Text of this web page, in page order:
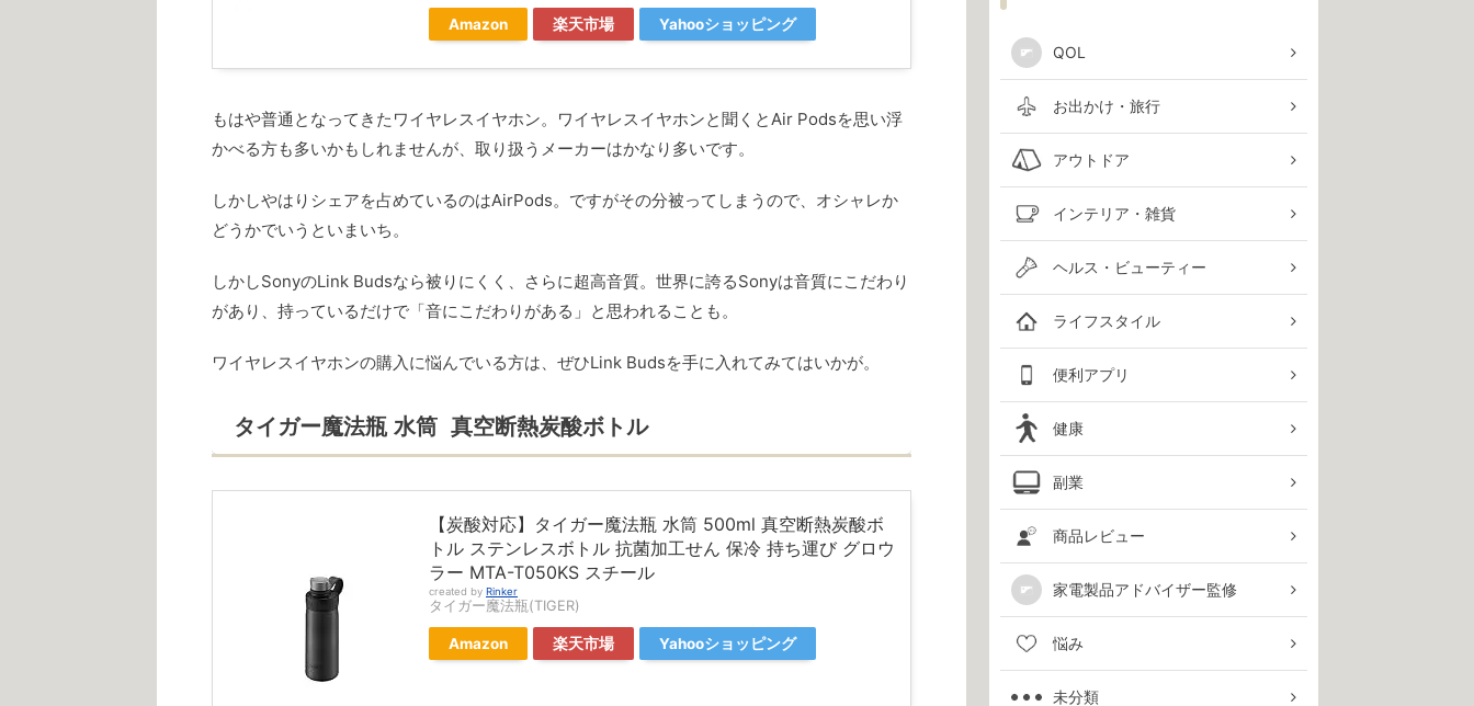
Amazon 楽天市場 Yahooショッピング
もはや普通となってきたワイヤレスイヤホン。ワイヤレスイヤホンと聞くとAir Podsを思い浮
かべる方も多いかもしれませんが、取り扱うメーカーはかなり多いです。
しかしやはりシェアを占めているのはAirPods。ですがその分被ってしまうので、オシャレか
どうかでいうといまいち。
しかしSonyのLink Budsなら被りにくく、さらに超高音質。世界に誇るSonyは音質にこだわり
があり、持っているだけで「音にこだわりがある」と思われることも。
ワイヤレスイヤホンの購入に悩んでいる方は、ぜひLink Budsを手に入れてみてはいかが。
タイガー魔法瓶 水筒 真空断熱炭酸ボトル
【炭酸対応】タイガー魔法瓶 水筒 500ml 真空断熱炭酸ボ
トル ステンレスボトル 抗菌加工せん 保冷 持ち運び グロウ
ラー MTA-T050KS スチール
created by Rinker
タイガー魔法瓶(TIGER)
Amazon 楽天市場 Yahooショッピング
QOL
お出かけ・旅行
アウトドア
インテリア・雑貨
ヘルス・ビューティー
ライフスタイル
便利アプリ
健康
副業
商品レビュー
家電製品アドバイザー監修
悩み
未分類